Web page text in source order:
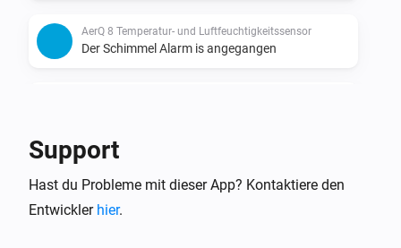
AerQ 8 Temperatur- und Luftfeuchtigkeitssensor
Der Schimmel Alarm is angegangen
Stromquelle wurde geändert
Support
Hast du Probleme mit dieser App? Kontaktiere den
Entwickler hier.